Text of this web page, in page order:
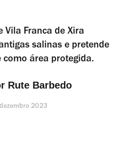
Vila Franca de Xira
salinas e pretende
área protegida.
Rute Barbedo
2023